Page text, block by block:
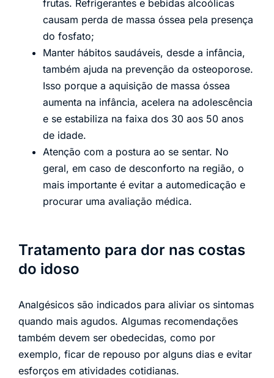
frutas. Refrigerantes e bebidas alcoólicas
causam perda de massa óssea pela presença
do fosfato;
Manter hábitos saudáveis, desde a infância,
também ajuda na prevenção da osteoporose.
Isso porque a aquisição de massa óssea
aumenta na infância, acelera na adolescência
e se estabiliza na faixa dos 30 aos 50 anos
de idade.
Atenção com a postura ao se sentar. No
geral, em caso de desconforto na região, o
mais importante é evitar a automedicação e
procurar uma avaliação médica.
Tratamento para dor nas costas
do idoso
Analgésicos são indicados para aliviar os sintomas
quando mais agudos. Algumas recomendações
também devem ser obedecidas, como por
exemplo, ficar de repouso por alguns dias e evitar
esforços em atividades cotidianas.